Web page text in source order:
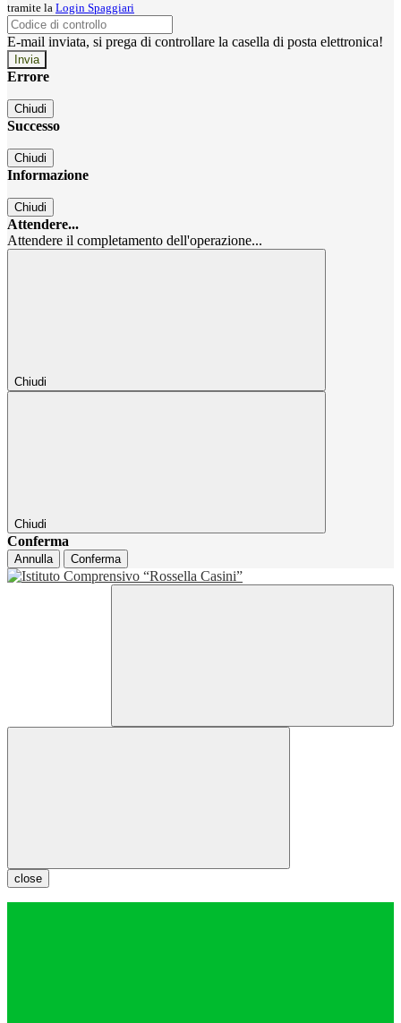
tramite la Login Spaggiari
E-mail inviata, si prega di controllare la casella di posta elettronica!
Errore
Chiudi
Successo
Chiudi
Informazione
Chiudi
Attendere...
Attendere il completamento dell'operazione...
Chiudi
Chiudi
Conferma
Annulla Conferma
close